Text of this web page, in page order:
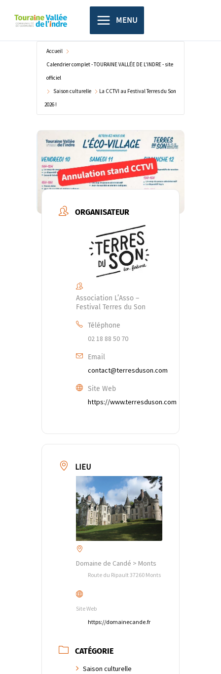
principal
MENU
Accueil
Calendrier complet - TOURAINE VALLÉE DE L'INDRE - site
officiel
Saison culturelle
La CCTVI au Festival Terres du Son
2026 !
ORGANISATEUR
Association L’Asso –
Festival Terres du Son
Téléphone
02 18 88 50 70
Email
contact@terresduson.com
Site Web
https://www.terresduson.com
LIEU
Domaine de Candé > Monts
Route du Ripault 37260 Monts
Site Web
https://domainecande.fr
CATÉGORIE
Saison culturelle